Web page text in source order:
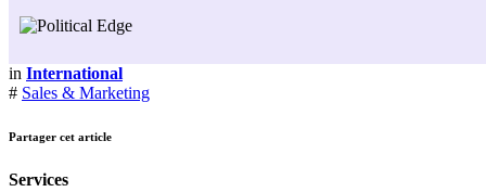
in International
# Sales & Marketing
Partager cet article
Services